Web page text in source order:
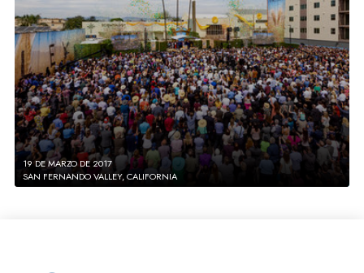
19 DE MARZO DE 2017
SAN FERNANDO VALLEY, CALIFORNIA